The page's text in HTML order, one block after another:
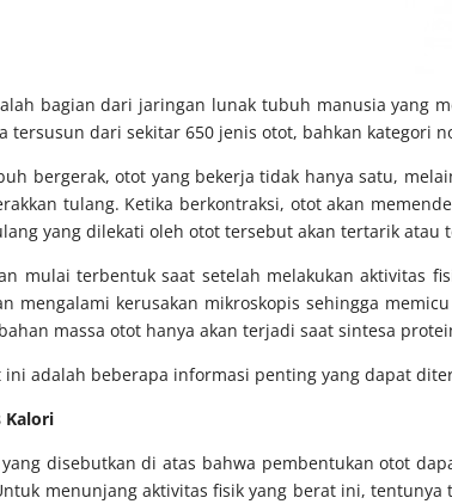
bagian dari jaringan lunak tubuh manusia yang
tersusun dari sekitar 650 jenis otot, bahkan kategori
bergerak, otot yang bekerja tidak hanya satu,
tulang. Ketika berkontraksi, otot akan
yang dilekati oleh otot tersebut akan tertarik atau
mulai terbentuk saat setelah melakukan aktivitas
mengalami kerusakan mikroskopis sehingga
massa otot hanya akan terjadi saat sintesa
ini adalah beberapa informasi penting yang dapat
Kalori
disebutkan di atas bahwa pembentukan otot
menunjang aktivitas fisik yang berat ini,